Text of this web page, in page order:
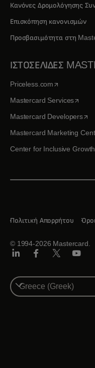
Κανόνες Δρομολόγησης
Επισκόπηση κανονισμών
Προσβασιμότητα στη
ΙΣΤΟΣΕΛΙΔΕΣ
Priceless.comopens in a
Mastercard Servicesopens
Mastercard Developers
Mastercard Marketing
Center for Inclusive Growth
© 1994-2026 Mastercard.
Πολιτική Απορρήτου
Select
a
country